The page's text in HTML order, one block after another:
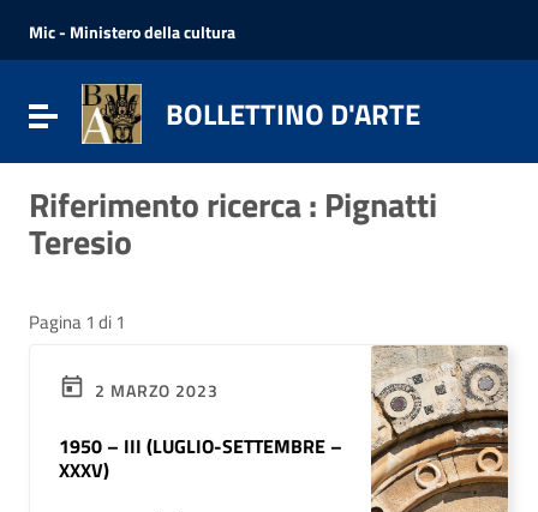
Vai al menu di navigazione
Vai al footer
Mic - Ministero della cultura
Attiva / disattiva la navigazione
BOLLETTINO D'ARTE
Riferimento ricerca : Pignatti
Teresio
Pagina 1 di 1
2 MARZO 2023
1950 – III (LUGLIO-SETTEMBRE –
XXXV)